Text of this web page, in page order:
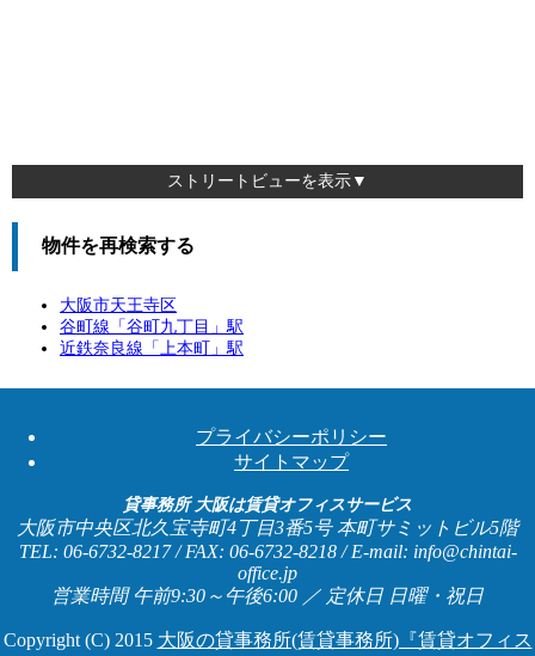
ストリートビューを表示▼
物件を再検索する
大阪市天王寺区
谷町線「 谷町九丁目 」駅
近鉄奈良線「 上本町 」駅
プライバシーポリシー
サイトマップ
貸事務所 大阪は賃貸オフィスサービス
大阪市中央区北久宝寺町4丁目3番5号 本町サミットビル5階
TEL: 06-6732-8217 / FAX: 06-6732-8218 / E-mail: info@chintai-
office.jp
営業時間 午前9:30～午後6:00 ／ 定休日 日曜・祝日
Copyright (C) 2015 大阪の貸事務所(賃貸事務所)『賃貸オフィス